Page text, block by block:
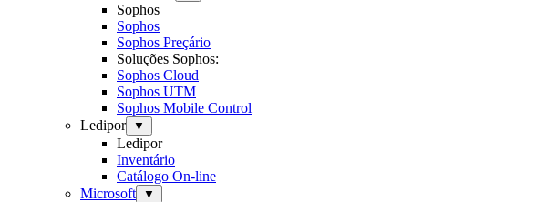
Sophos
Sophos
Sophos Preçário
Soluções Sophos:
Sophos Cloud
Sophos UTM
Sophos Mobile Control
Ledipor
▼
Ledipor
Inventário
Catálogo On-line
Microsoft
▼